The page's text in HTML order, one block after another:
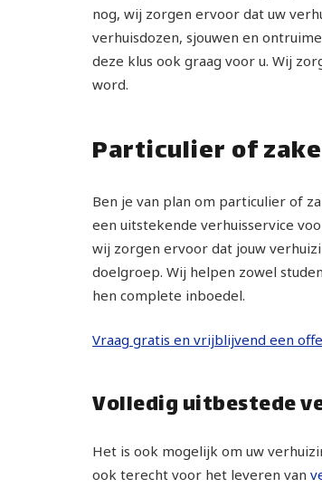
nog, wij zorgen ervoor dat uw
verhuisdozen, sjouwen en
deze klus ook graag voor u. Wij
word.
Particulier of
Ben je van plan om particulier of
een uitstekende verhuisservice
wij zorgen ervoor dat jouw
doelgroep. Wij helpen zowel
hen complete inboedel.
Vraag gratis en vrijblijvend een
Volledig uitbestede
Het is ook mogelijk om uw
ook terecht voor het leveren van